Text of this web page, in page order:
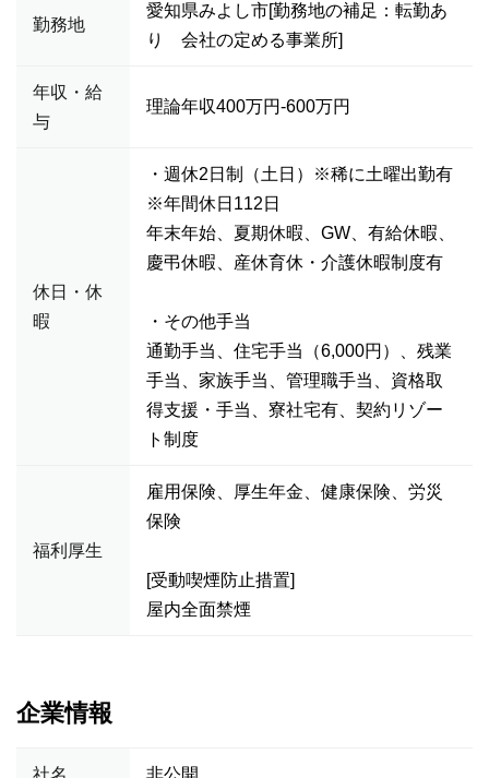
勤務地
愛知県みよし市[勤務地の補足：転勤あ
り 会社の定める事業所]
年収・給
与
理論年収400万円-600万円
休日・休
暇
・週休2日制（土日）※稀に土曜出勤有
※年間休日112日
年末年始、夏期休暇、GW、有給休暇、
慶弔休暇、産休育休・介護休暇制度有
・その他手当
通勤手当、住宅手当（6,000円）、残業
手当、家族手当、管理職手当、資格取
得支援・手当、寮社宅有、契約リゾー
ト制度
福利厚生
雇用保険、厚生年金、健康保険、労災
保険
[受動喫煙防止措置]
屋内全面禁煙
企業情報
社名 非公開